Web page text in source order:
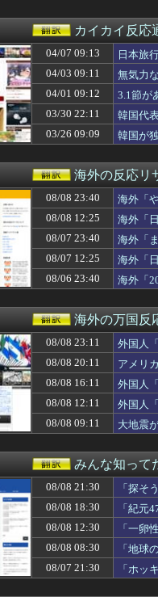
NATOの座標提供で
日本の夏祭りのグル
アメリカ「お前らの
「日本の深夜営業し
中国人「フランスで
【GAME】「セカン
外国人「韓国で日本
海外「三時間ずっと
【衝撃】韓国人「日
海外の反応アニメ【
海外「目立つだろ！
イチローがマリナー
海外「イチローさん
【海外の反応】オリ
ラジコンのキングタ
海外「MLBで新人王
【海外の反応】トヨ
韓国人「日本で道に
韓国人「海外
「紀元47年、ローマ
お粗末ロシア軍、機
外国人「狂気の沙汰
日本の新宿駅が怖い
韓国人「日本の柴犬
改正皇室典範で宮家
韓国人「最近の日本
#韓国質問サイト 『
海外「じゃあ、そろ
【朗報】韓国人「日
【海外の反応】ディ
【海外の反応】“新タ
海外「疑惑だらけだ
韓国人「韓国サッカ
海外「日本のこの食
日本の写真加工アプ
外国人「なぜ未だに
カイカイ反応
04/07 09:13
日本旅
04/03 09:11
無気力
04/01 09:12
3.1節が
03/30 22:11
韓国代
03/26 09:09
韓国が
海外の反応リ
08/08 23:40
海外「
応】
08/08 12:25
海外「
08/07 23:40
海外「
は・・
08/07 12:25
海外「
08/06 23:40
海外「
海外の万国反
08/08 23:11
外国人
08/08 20:11
アメリ
08/08 16:11
外国人
08/08 12:11
外国人
08/08 09:11
大地震
みんな知って
08/08 21:30
「探そ
08/08 18:30
「紀元
08/08 12:30
「一卵
逆転す
08/08 08:30
「地球
08/07 21:30
「ホッ